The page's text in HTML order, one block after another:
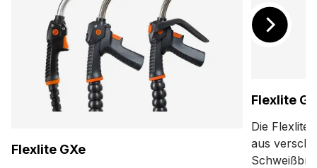
Flexlite GXe
Flexlite GF
Die Flexlite
aus